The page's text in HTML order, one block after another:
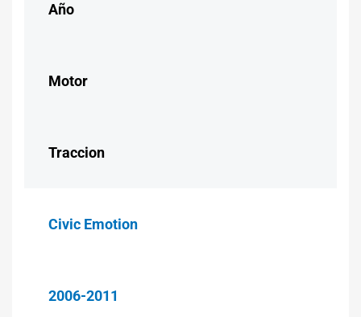
Año
Motor
Traccion
Civic Emotion
2006-2011